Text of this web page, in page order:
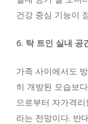
건강 중심 기능이
6. 탁 트인 실내 공
가족 사이에서도
히 개방된 모습보
으로부터 자가격
라는 전망이다. 반